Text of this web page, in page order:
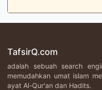
TafsirQ.com
adalah sebuah search
memudahkan umat islam
ayat Al-Qur'an dan Hadits.